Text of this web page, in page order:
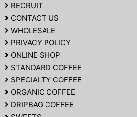
RECRUIT
CONTACT US
WHOLESALE
PRIVACY POLICY
ONLINE SHOP
STANDARD COFFEE
SPECIALTY COFFEE
ORGANIC COFFEE
DRIPBAG COFFEE